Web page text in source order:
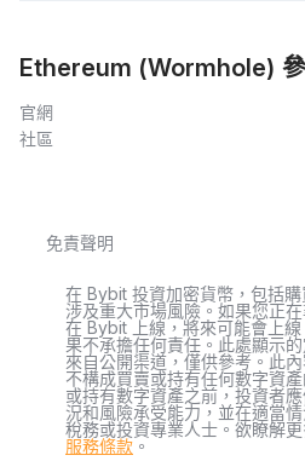
Ethereum (Wormhole)
官網
社區
免責聲明
在 Bybit 投資加密貨幣，包括
涉及重大市場風險。如果您正
在 Bybit 上線，將來可能會上
果不承擔任何責任。此處顯示
來自公開渠道，僅供參考。此
不構成買賣或持有任何數字資
或持有數字資產之前，投資者
況和風險承受能力，並在適當
稅務或投資專業人士。欲瞭解
服務條款 。